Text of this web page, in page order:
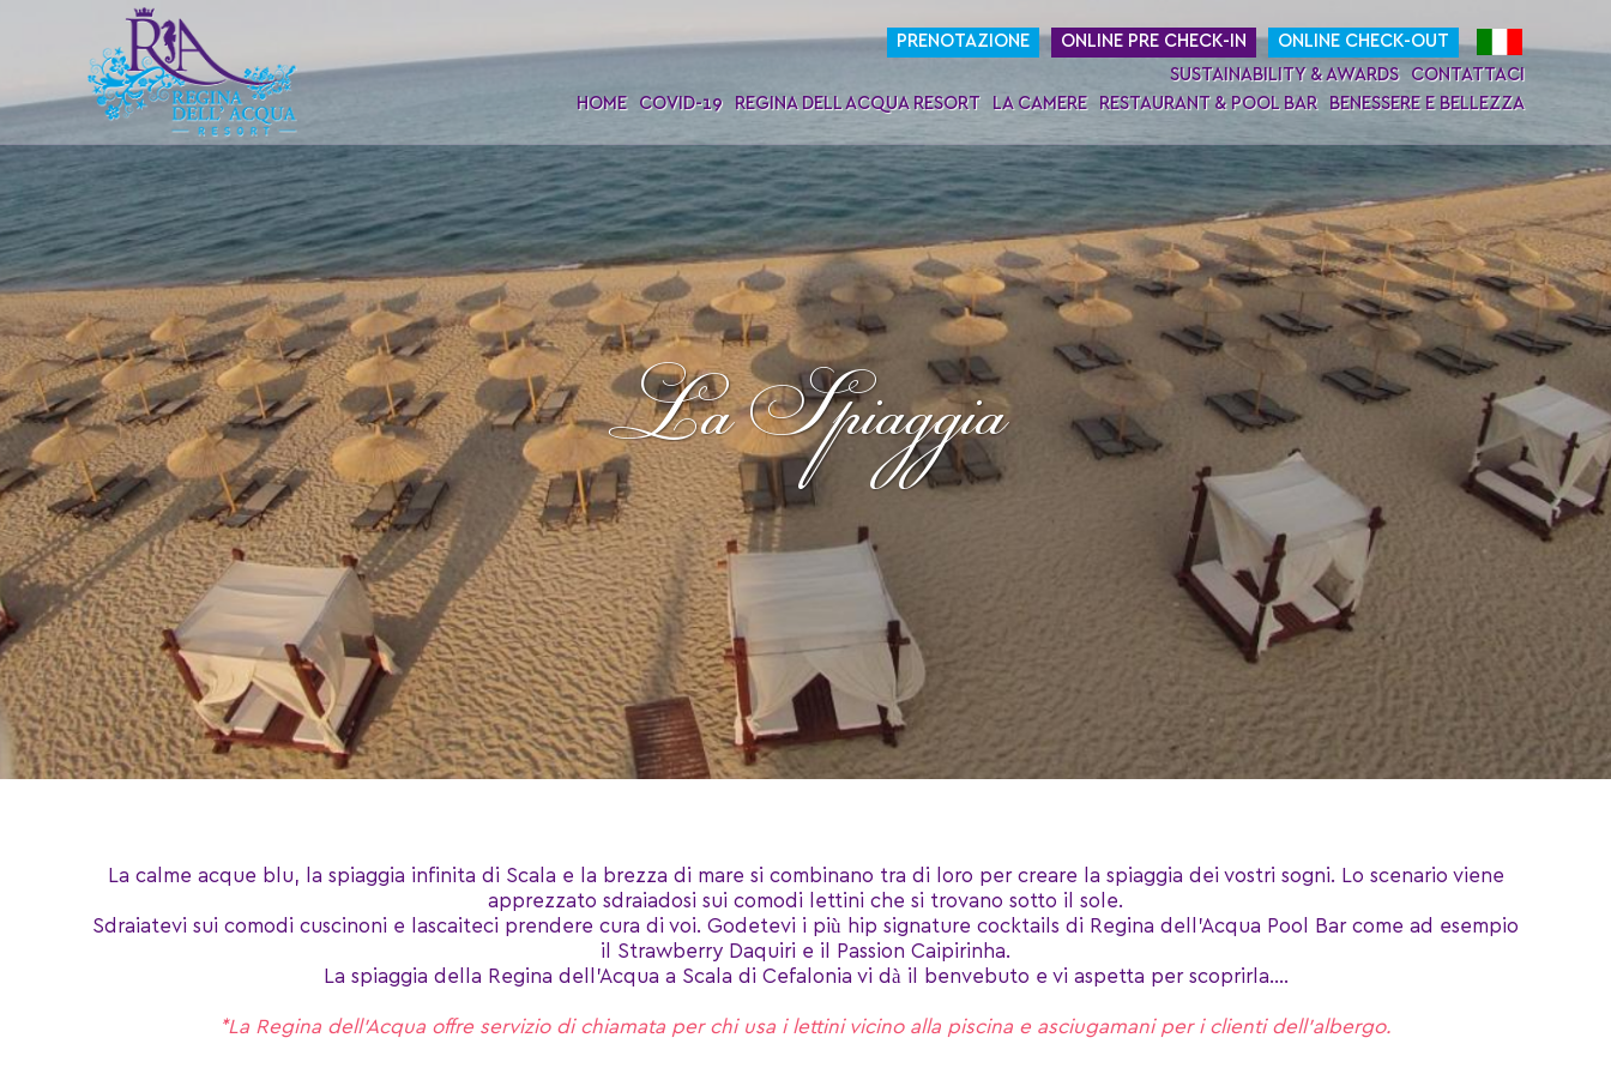
PRENOTAZIONE ONLINE PRE CHECK-IN
ONLINE CHECK-OUT
SUSTAINABILITY & AWARDS
CONTATTACI
HOME
COVID-19 REGINA DELL ACQUA RESORT LA CAMERE RESTAURANT & POOL BAR BENESSERE E BELLEZZA
La Spiaggia
La calme acque blu, la spiaggia infinita di Scala e la brezza di mare si combinano tra di loro per creare la spiaggia dei vostri sogni. Lo scenario viene
apprezzato sdraiadosi sui comodi lettini che si trovano sotto il sole.
Sdraiatevi sui comodi cuscinoni e lascaiteci prendere cura di voi. Godetevi i più hip signature cocktails di Regina dell’Acqua Pool Bar come ad esempio
il Strawberry Daquiri e il Passion Caipirinha.
La spiaggia della Regina dell’Acqua a Scala di Cefalonia vi dà il benvebuto e vi aspetta per scoprirla....
*La Regina dell’Acqua offre servizio di chiamata per chi usa i lettini vicino alla piscina e asciugamani per i clienti dell’albergo.